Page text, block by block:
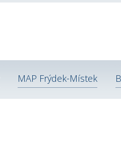
MAP Frýdek-Místek